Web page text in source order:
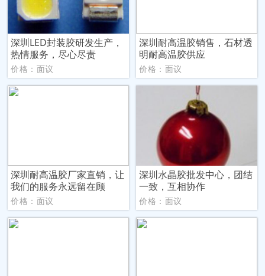
深圳LED封装胶研发生产，
热情服务，尽心尽责
价格：面议
深圳耐高温胶销售，石材透
明耐高温胶供应
价格：面议
深圳耐高温胶厂家直销，让
我们的服务永远留在顾
价格：面议
深圳水晶胶批发中心，团结
一致，互相协作
价格：面议